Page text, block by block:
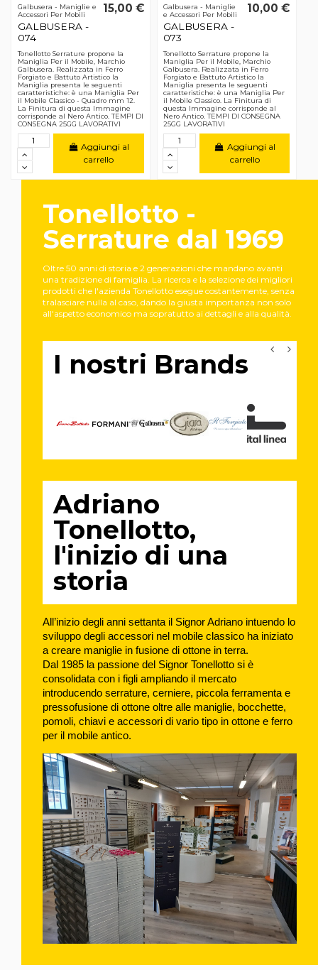
Galbusera - Maniglie e
Accessori Per Mobili
GALBUSERA -
074
15,00 €
Tonellotto Serrature propone la
Maniglia Per il Mobile, Marchio
Galbusera. Realizzata in Ferro
Forgiato e Battuto Artistico la
Maniglia presenta le seguenti
caratteristiche: è una Maniglia Per
il Mobile Classico - Quadro mm 12.
La Finitura di questa Immagine
corrisponde al Nero Antico. TEMPI DI
CONSEGNA 25GG LAVORATIVI
Aggiungi al
carrello
Galbusera - Maniglie
e Accessori Per Mobili
GALBUSERA -
073
10,00 €
Tonellotto Serrature propone la
Maniglia Per il Mobile, Marchio
Galbusera. Realizzata in Ferro
Forgiato e Battuto Artistico la
Maniglia presenta le seguenti
caratteristiche: è una Maniglia Per
il Mobile Classico. La Finitura di
questa Immagine corrisponde al
Nero Antico. TEMPI DI CONSEGNA
25GG LAVORATIVI
Aggiungi al
carrello
Tonellotto -
Serrature dal 1969
Oltre 50 anni di storia e 2 generazioni che mandano avanti
una tradizione di famiglia. La ricerca e la selezione dei migliori
prodotti che l'azienda Tonellotto esegue costantemente, senza
tralasciare nulla al caso, dando la giusta importanza non solo
all'aspetto economico ma sopratutto ai dettagli e alla qualità.
I nostri Brands
Adriano
Tonellotto,
l'inizio di una
storia
All’inizio degli anni settanta il Signor Adriano intuendo lo
sviluppo degli accessori nel mobile classico ha iniziato
a creare maniglie in fusione di ottone in terra.
Dal 1985 la passione del Signor Tonellotto si è
consolidata con i figli ampliando il mercato
introducendo serrature, cerniere, piccola ferramenta e
pressofusione di ottone oltre alle maniglie, bocchette,
pomoli, chiavi e accessori di vario tipo in ottone e ferro
per il mobile antico.